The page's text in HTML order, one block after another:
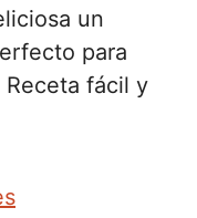
un
para
fácil y